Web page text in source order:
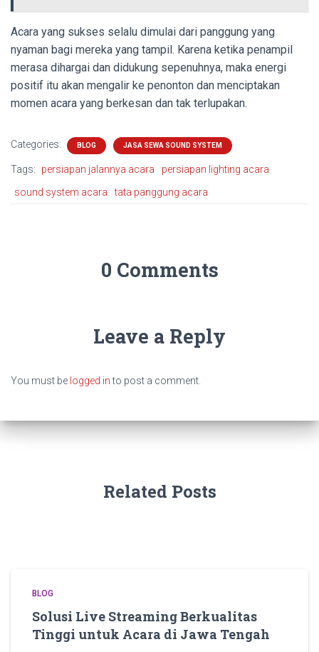
Acara yang sukses selalu dimulai dari panggung yang
nyaman bagi mereka yang tampil. Karena ketika penampil
merasa dihargai dan didukung sepenuhnya, maka energi
positif itu akan mengalir ke penonton dan menciptakan
momen acara yang berkesan dan tak terlupakan.
Categories: BLOG JASA SEWA SOUND SYSTEM
Tags: persiapan jalannya acara
persiapan lighting acara
sound system acara
tata panggung acara
0 Comments
Leave a Reply
You must be logged into post a comment.
Related Posts
BLOG
Solusi Live Streaming Berkualitas
Tinggi untuk Acara di Jawa Tengah